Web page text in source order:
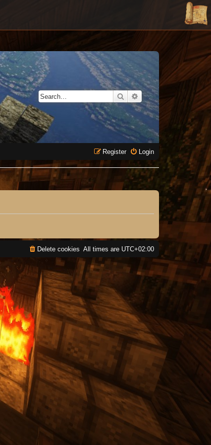
SearchAdvanced search
Login
Register
All times are UTC+02:00
Delete cookies